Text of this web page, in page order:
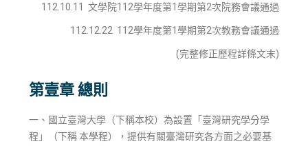
112.10.11 文學院112學年度第1學期第2次院務會議通過
112.12.22 112學年度第1學期第2次教務會議通過
(完整修正歷程詳條文末)
第壹章 總則
一、國立臺灣大學（下稱本校）為設置「臺灣研究學分學
程」（下稱 本學程），提供有關臺灣研究各方面之必要基